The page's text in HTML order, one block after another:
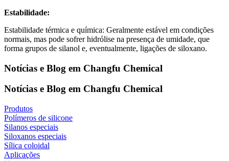
Estabilidade:
Estabilidade térmica e química: Geralmente estável em condições
normais, mas pode sofrer hidrólise na presença de umidade, que
forma grupos de silanol e, eventualmente, ligações de siloxano.
Notícias e Blog em Changfu Chemical
Notícias e Blog em Changfu Chemical
Produtos
Polímeros de silicone
Silanos especiais
Siloxanos especiais
Sílica coloidal
Aplicações